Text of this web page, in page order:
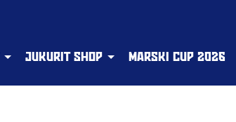
JUKURIT SHOP MARSKI CUP 2026